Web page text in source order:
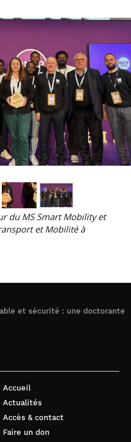
et sécurité : une doctorante
du MS Smart Mobility et
et Mobilité à
Accueil
Actualités
Accès & contact
Faire un don